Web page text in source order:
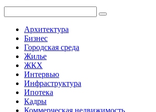
Архитектура
Бизнес
Городская среда
Жилье
ЖКХ
Интервью
Инфраструктура
Ипотека
Кадры
Коммерческая недвижимость